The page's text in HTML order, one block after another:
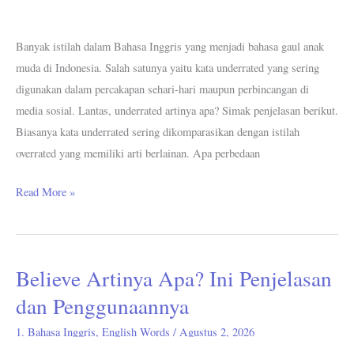
Banyak istilah dalam Bahasa Inggris yang menjadi bahasa gaul anak
muda di Indonesia. Salah satunya yaitu kata underrated yang sering
digunakan dalam percakapan sehari-hari maupun perbincangan di
media sosial. Lantas, underrated artinya apa? Simak penjelasan berikut.
Biasanya kata underrated sering dikomparasikan dengan istilah
overrated yang memiliki arti berlainan. Apa perbedaan
Read More »
Believe Artinya Apa? Ini Penjelasan
dan Penggunaannya
1. Bahasa Inggris, English Words / Agustus 2, 2026
Believe
Apa?